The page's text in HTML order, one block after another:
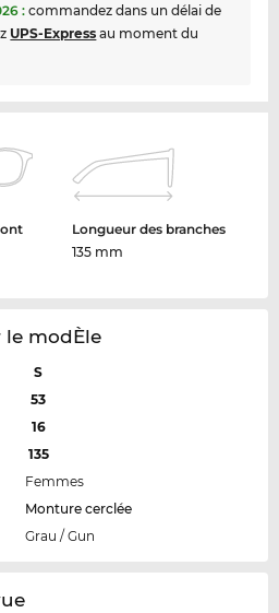
: commandez dans un délai de
UPS-Express au moment du
Longueur des branches
135 mm
le modÈle
S
53
16
135
Femmes
Monture cerclée
Grau / Gun